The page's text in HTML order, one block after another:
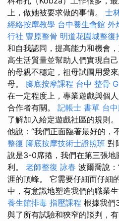
上，做她被要求做的事情。 士
經絡按摩教學 台中養生會館 外
行社 豐原整骨 明道花園城整復
和自我認同，提高能力和機會
高生活質量並幫助人們實現自
的母親不穩定，祖母試圖用愛
母。 腳底按摩課程 台中 整骨
在一定程度上，專業遊戲與個
合作者有關。 記帳士 書單 台
了解加入給定遊戲社區的規則。
他說：“我們正面臨著最好的，
整復 腳底按摩技術士證照班 對
說是3-0席捲，我們在第三張地
利。 老師整復 詠春 波爾喬說
涯的頂峰。 它需要仔細而仔細
中，有意識地塑造我們的職業
養生館排毒 指壓課程 根據我們
與了所有試驗和狹窄的談判，